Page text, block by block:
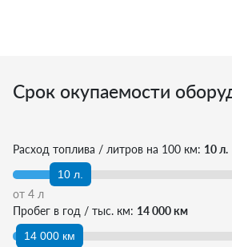
Срок окупаемости
Расход топлива / литров на 100 км: 10 л.
10 л.
от 4 л
Пробег в год / тыс. км: 14 000 км
14 000 км